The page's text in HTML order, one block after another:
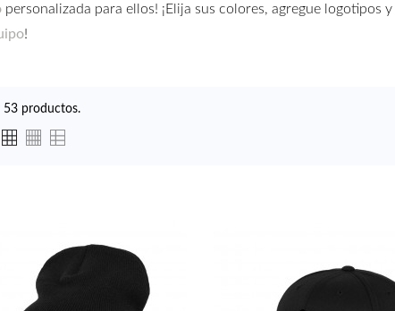
personalizada para ellos! ¡Elija sus colores, agregue logotipos
!
53 productos.